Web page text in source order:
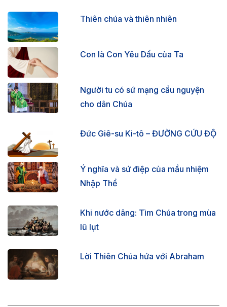
Thiên chúa và thiên nhiên
Con là Con Yêu Dấu của Ta
Người tu có sứ mạng cầu nguyện
cho dân Chúa
Đức Giê-su Ki-tô – ĐƯỜNG CỨU ĐỘ
Ý nghĩa và sứ điệp của mầu nhiệm
Nhập Thể
Khi nước dâng: Tìm Chúa trong mùa
lũ lụt
Lời Thiên Chúa hứa với Abraham